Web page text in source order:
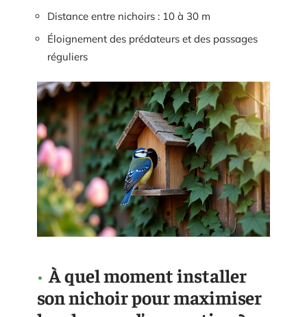
Distance entre nichoirs : 10 à 30 m
Éloignement des prédateurs et des passages
réguliers
À quel moment installer
son nichoir pour maximiser